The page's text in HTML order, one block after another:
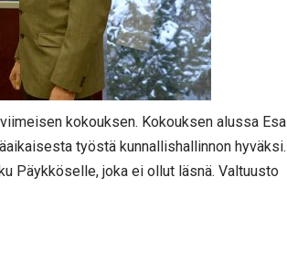
kokouksen. Kokouksen alussa Esa
työstä kunnallishallinnon hyväksi.
Päykköselle, joka ei ollut läsnä. Valtuusto